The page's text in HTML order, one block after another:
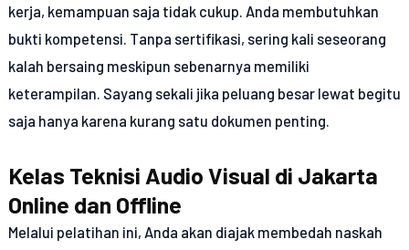
kerja, kemampuan saja tidak cukup. Anda membutuhkan
bukti kompetensi. Tanpa sertifikasi, sering kali seseorang
kalah bersaing meskipun sebenarnya memiliki
keterampilan. Sayang sekali jika peluang besar lewat begitu
saja hanya karena kurang satu dokumen penting.
Kelas Teknisi Audio Visual di Jakarta
Online dan Offline
Melalui pelatihan ini, Anda akan diajak membedah naskah